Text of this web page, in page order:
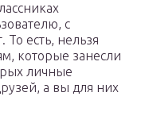
с
есть, нельзя
которые занесли
личные
а вы для них